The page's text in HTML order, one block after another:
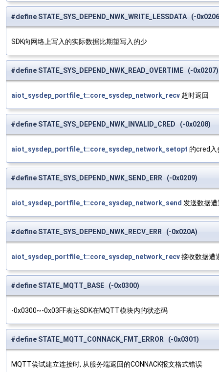
#define STATE_SYS_DEPEND_NWK_WRITE_LESSDATA (-
SDK向网络上写入的实际数据比期望写入的少
#define STATE_SYS_DEPEND_NWK_READ_OVERTIME (-0x0207)
aiot_sysdep_portfile_t::core_sysdep_network_recv 超时返回
#define STATE_SYS_DEPEND_NWK_INVALID_CRED (-0x0208)
aiot_sysdep_portfile_t::core_sysdep_network_setopt 的cred入
#define STATE_SYS_DEPEND_NWK_SEND_ERR (-0x0209)
aiot_sysdep_portfile_t::core_sysdep_network_send 发送数据
#define STATE_SYS_DEPEND_NWK_RECV_ERR (-0x020A)
aiot_sysdep_portfile_t::core_sysdep_network_recv接收数据遭
#define STATE_MQTT_BASE (-0x0300)
-0x0300~-0x03FF表达SDK在MQTT模块内的状态码
#define STATE_MQTT_CONNACK_FMT_ERROR (-0x0301)
MQTT尝试建立连接时, 从服务端返回的CONNACK报文格式错误